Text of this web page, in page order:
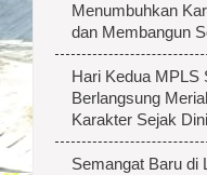
Menumbuhkan
dan Membangun
Hari Kedua MPLS
Berlangsung
Karakter Sejak Dini
Semangat Baru di